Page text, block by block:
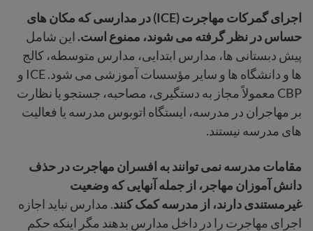
اجرای گمرکات مهاجرت (ICE) در مدارسی که مکان های
حساس در نظر گرفته می شوند، ممنوع است.این شامل
پیش دبستانی ها، مدارس ابتدایی، مدارس متوسطه، کالج
ها و دانشگاه ها و سایر مؤسسات آموزشی می شود. ICE و
CBP معمولاً مجاز به دستگیری، مصاحبه، جستجو یا نظارت
بر مهاجران در مدرسه، ایستگاه اتوبوس مدرسه یا فعالیت
های مدرسه نیستند.
مقامات مدرسه نمی توانند به افسران مهاجرت در حذف
دانش آموزان مهاجر، از جمله آنهایی که وضعیت
غیرمستندی دارند، از مدرسه کمک کنند. مدارس نباید اجازه
اجرای مهاجرت را در داخل مدارس بدهند مگر اینکه حکم